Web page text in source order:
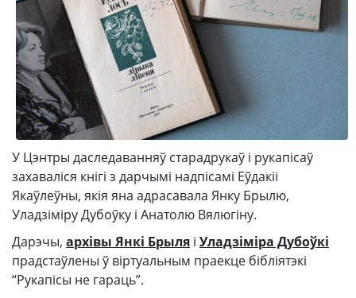
У Цэнтры даследаванняў старадрукаў і рукапісаў
захаваліся кнігі з дарчымі надпісамі Еўдакіі
Якаўлеўны, якія яна адрасавала Янку Брылю,
Уладзіміру Дубоўку і Анатолю Вялюгіну.
Дарэчы, архівы Янкі Брыля і Уладзіміра Дубоўкі
прадстаўлены ў віртуальным праекце бібліятэкі
“Рукапісы не гараць”.